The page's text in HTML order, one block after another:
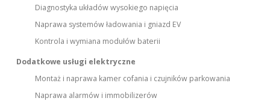
Diagnostyka układów wysokiego napięcia
Naprawa systemów ładowania i gniazd EV
Kontrola i wymiana modułów baterii
Dodatkowe usługi elektryczne
Montaż i naprawa kamer cofania i czujników parkowania
Naprawa alarmów i immobilizerów